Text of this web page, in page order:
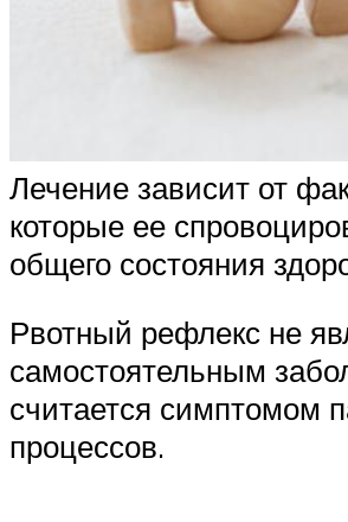
Лечение зависит от
которые ее
общего состояния
Рвотный рефлекс не
самостоятельным
считается симптомом
процессов.